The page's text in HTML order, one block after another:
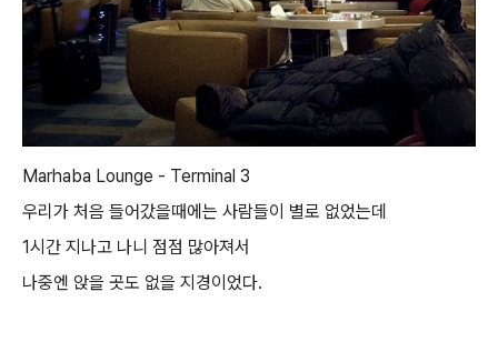
Marhaba Lounge - Terminal 3
우리가 처음 들어갔을때에는 사람들이 별로 없었는데
1시간 지나고 나니 점점 많아져서
나중엔 앉을 곳도 없을 지경이었다.